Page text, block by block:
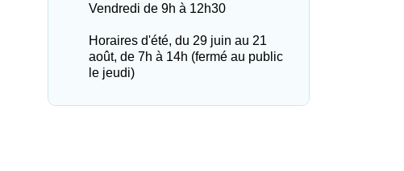
Vendredi de 9h à 12h30
Horaires d'été, du 29 juin au 21
août, de 7h à 14h (fermé au public
le jeudi)